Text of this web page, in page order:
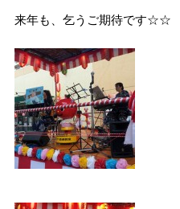
来年も、乞うご期待です☆☆